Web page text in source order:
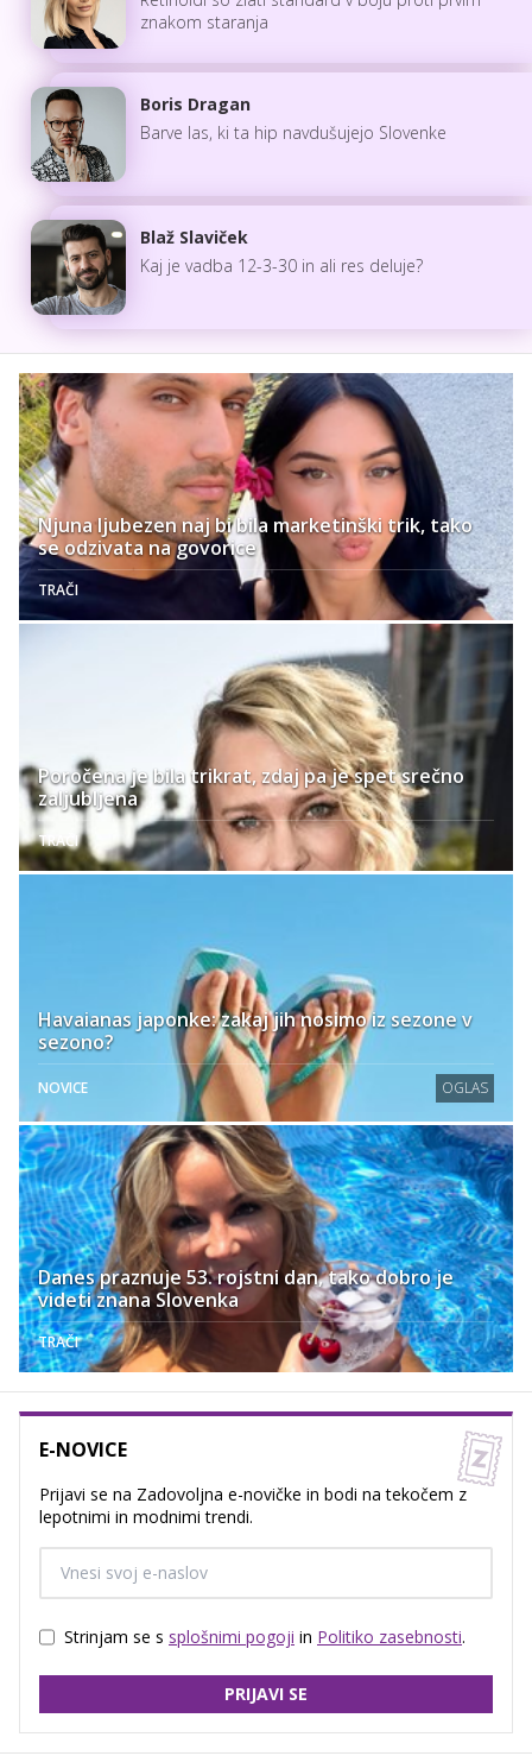
znakom staranja
Boris Dragan
Barve las, ki ta hip navdušujejo Slovenke
Blaž Slaviček
Kaj je vadba 12-3-30 in ali res deluje?
Njuna ljubezen naj bi bila marketinški trik, tako
se odzivata na govorice
TRAČI
Poročena je bila trikrat, zdaj pa je spet srečno
zaljubljena
TRAČI
Havaianas japonke: zakaj jih nosimo iz sezone v
sezono?
NOVICE OGLAS
Danes praznuje 53. rojstni dan, tako dobro je
videti znana Slovenka
TRAČI
E-NOVICE
Prijavi se na Zadovoljna e-novičke in bodi na tekočem z
lepotnimi in modnimi trendi.
Strinjam se s splošnimi pogoji in Politiko zasebnosti.
PRIJAVI SE